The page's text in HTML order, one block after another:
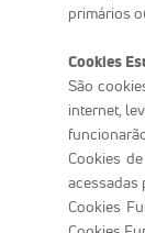
primários
Cookies
São
internet,
Cookies
acessadas
Cookies